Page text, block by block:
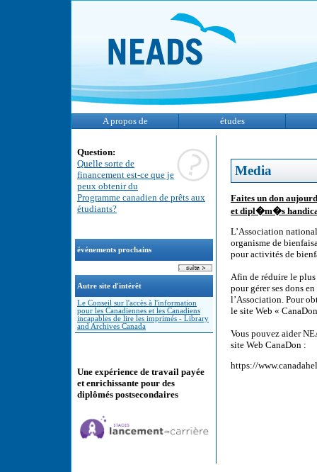
A propos de études
Question:
Quelle sorte de
financement est-ce que je
peux obtenir du
Programme canadien de prêts aux
étudiants?
événements prochains
Autre site d'intérêt
Le Conseil sur l'accès à l'information
pour les Canadiennes et les Canadiens
incapables de lire les imprimés - Library
and Archives Canada
Une expérience de travail payée
et enrichissante pour des
diplômés postsecondaires
Media
Faites un don
et dipl�m�s
L’Association
organisme de
pour activités de
Afin de réduire le plus
pour gérer ses dons
l’Association. Pour
le site Web «
Vous pouvez aider
site Web CanaDon :
https://